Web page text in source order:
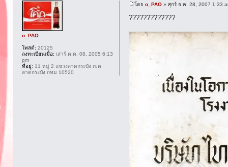
โดยo_PAO » ศุกร์ ธ.ค. 28, 2007 1:33
?????????????
o_PAO
โพสต์: 20125
ลงทะเบียนเมื่อ: เสาร์ ต.ค. 08, 2005 6:13
pm
ที่อยู่: 11 หมู่ 2 แขวงลาดกระบัง เขต
ลาดกระบัง กทม 10520